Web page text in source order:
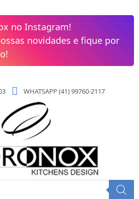
no Instagram!
novidades e fique por
WHATSAPP (41) 99760-2117